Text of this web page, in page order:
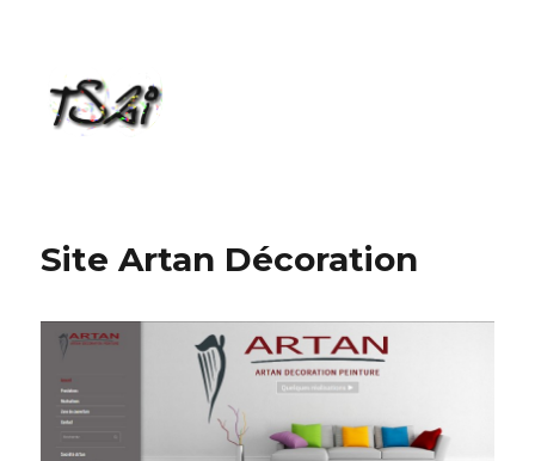
Site Artan Décoration